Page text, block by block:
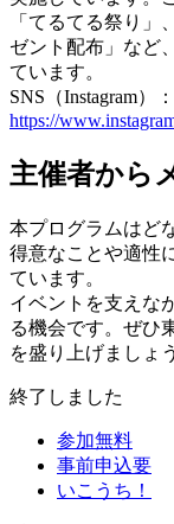
「てるてる祭り」
ゼント配布」など
ています。
SNS（Instagram）：
https://
主催者から
本プログラムはど
得意なことや適性
ています。
イベントを支えな
る機会です。ぜひ
を盛り上げましょ
終了しました
参加無料
事前申込要
いこうち！